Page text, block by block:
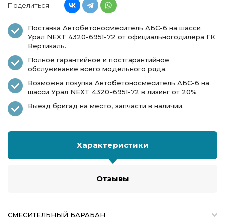
Поделиться:
Поставка Автобетоносмеситель АБС-6 на шасси
Урал NEXT 4320-6951-72 от официальногодилера ГК
Вертикаль.
Полное гарантийное и постгарантийное
обслуживание всего модельного ряда.
Возможна покупка Автобетоносмеситель АБС-6 на
шасси Урал NEXT 4320-6951-72 в лизинг от 20%
Выезд бригад на место, запчасти в наличии.
Характеристики
Отзывы
СМЕСИТЕЛЬНЫЙ БАРАБАН